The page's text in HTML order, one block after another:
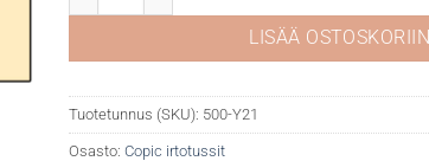
LISÄÄ OSTOSKORIIN
Tuotetunnus (SKU): 500-Y21
Osasto: Copic irtotussit